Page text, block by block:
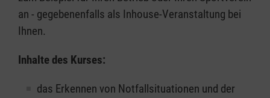
an - gegebenenfalls als Inhouse-Veranstaltung bei
Ihnen.
Inhalte des Kurses:
das Erkennen von Notfallsituationen und der